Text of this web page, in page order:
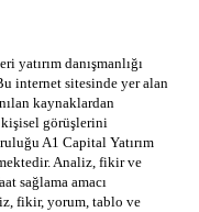
yatırım danışmanlığı
internet sitesinde yer alan
kaynaklardan
kişisel görüşlerini
A1 Capital Yatırım
Analiz, fikir ve
sağlama amacı
fikir, yorum, tablo ve